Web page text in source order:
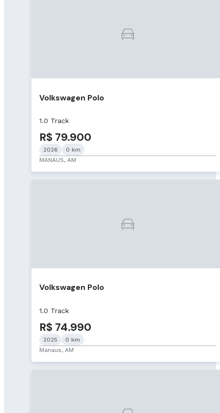
Volkswagen Polo
1.0 Track
R$ 79.900
2026
0 km
MANAUS, AM
Volkswagen Polo
1.0 Track
R$ 74.990
2025
0 km
Manaus, AM